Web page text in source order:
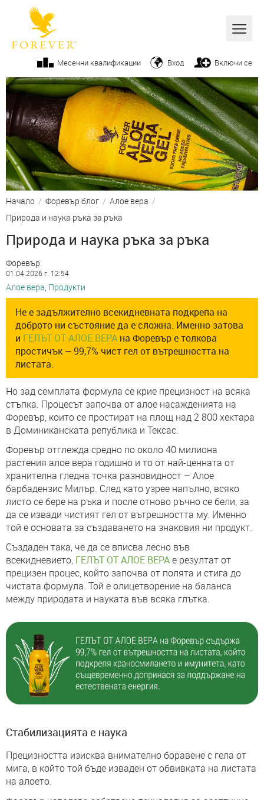
Всички
Алое вера
Бизнес
Продукти
Козметика
От ръководството
Фитнес
Начин на живот
Месечни квалификации Вход Включи се
Начало / Форевър блог / Алое вера /
Природа и наука ръка за ръка
Природа и наука ръка за ръка
Форевър
01.04.2026 г. 12:54
Алое вера, Продукти
Не е задължително всекидневната подкрепа на
доброто ни състояние да е сложна. Именно затова
и ГЕЛЪТ ОТ АЛОЕ ВЕРА на Форевър е толкова
простичък – 99,7% чист гел от вътрешността на
листата.
Но зад семплата формула се крие прецизност на всяка
стъпка. Процесът започва от алое насажденията на
Форевър, които се простират на площ над 2 800 хектара
в Доминиканската република и Тексас.
Форевър отглежда средно по около 40 милиона
растения алое вера годишно и то от най-ценната от
хранителна гледна точка разновидност – Алое
барбадензис Милър. След като узрее напълно, всяко
листо се бере на ръка и после отново ръчно се бели, за
да се извади чистият гел от вътрешността му. Именно
той е основата за създаването на знаковия ни продукт.
Създаден така, че да се вписва лесно във
всекидневието, ГЕЛЪТ ОТ АЛОЕ ВЕРАе резултат от
прецизен процес, който започва от полята и стига до
чистата формула. Той е олицетворение на баланса
между природата и науката във всяка глътка.
Стабилизацията е наука
Прецизността изисква внимателно боравене с гела от
мига, в който той бъде изваден от обвивката на листата
на алоето.